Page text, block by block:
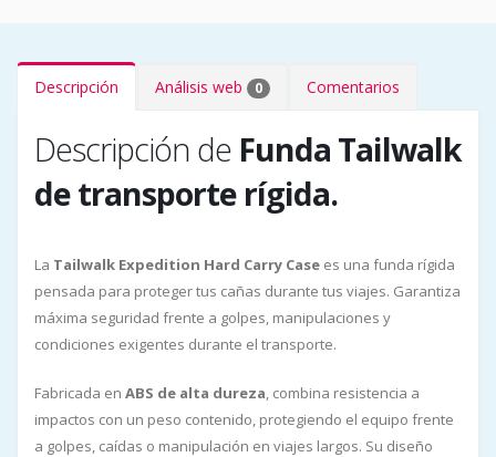
Descripción Análisis web 0 Comentarios
Descripción de Funda Tailwalk
de transporte rígida.
La Tailwalk Expedition Hard Carry Case es una funda rígida
pensada para proteger tus cañas durante tus viajes. Garantiza
máxima seguridad frente a golpes, manipulaciones y
condiciones exigentes durante el transporte.
Fabricada en ABS de alta dureza, combina resistencia a
impactos con un peso contenido, protegiendo el equipo frente
a golpes, caídas o manipulación en viajes largos. Su diseño